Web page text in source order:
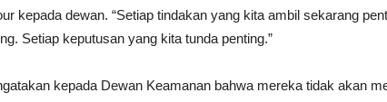
kepada dewan. “Setiap tindakan yang kita ambil sekarang
Setiap keputusan yang kita tunda penting.”
kepada Dewan Keamanan bahwa mereka tidak akan